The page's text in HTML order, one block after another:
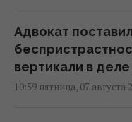
Адвокат
вертикали в
10:59 пятница, 07 августа